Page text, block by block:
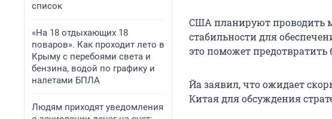
список
«На 18 отдыхающих 18
поваров». Как проходит лето в
Крыму с перебоями света и
бензина, водой по графику и
налетами БПЛА
Людям приходят уведомления
США планируют проводить
стабильности для
это поможет
Йа заявил, что ожидает
Китая для обсуждения